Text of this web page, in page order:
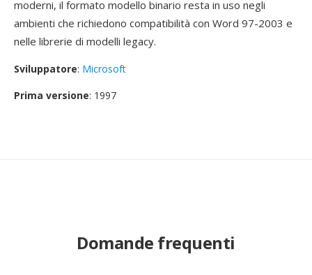
moderni, il formato modello binario resta in uso negli
ambienti che richiedono compatibilità con Word 97-2003 e
nelle librerie di modelli legacy.
Sviluppatore: Microsoft
Prima versione: 1997
Domande frequenti